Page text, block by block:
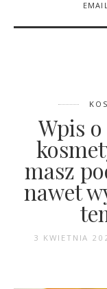
Wpis
masz
nawet
3 KWIETNIA